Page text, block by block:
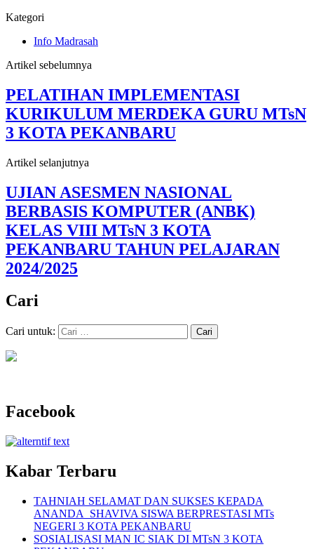
Kategori
Info Madrasah
Artikel sebelumnya
PELATIHAN IMPLEMENTASI
KURIKULUM MERDEKA GURU MTsN
3 KOTA PEKANBARU
Artikel selanjutnya
UJIAN ASESMEN NASIONAL
BERBASIS KOMPUTER (ANBK)
KELAS VIII MTsN 3 KOTA
PEKANBARU TAHUN PELAJARAN
2024/2025
Cari
Cari untuk:
Facebook
Kabar Terbaru
TAHNIAH SELAMAT DAN SUKSES KEPADA
ANANDA SHAVIVA SISWA BERPRESTASI MTs
NEGERI 3 KOTA PEKANBARU
SOSIALISASI MAN IC SIAK DI MTsN 3 KOTA